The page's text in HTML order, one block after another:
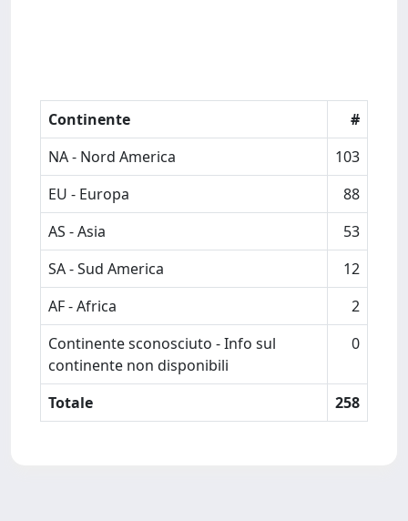
Continente
#
NA - Nord America
103
EU - Europa
88
AS - Asia
53
SA - Sud America
12
AF - Africa
2
Continente sconosciuto - Info sul
continente non disponibili
0
Totale 258